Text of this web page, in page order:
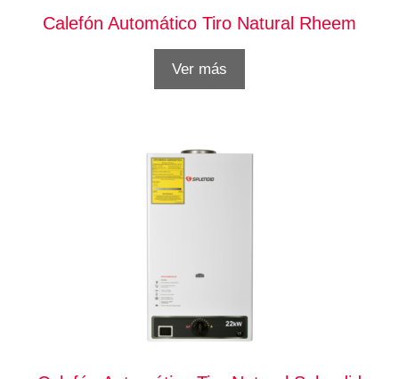
Calefón Automático Tiro Natural Rheem
Ver más